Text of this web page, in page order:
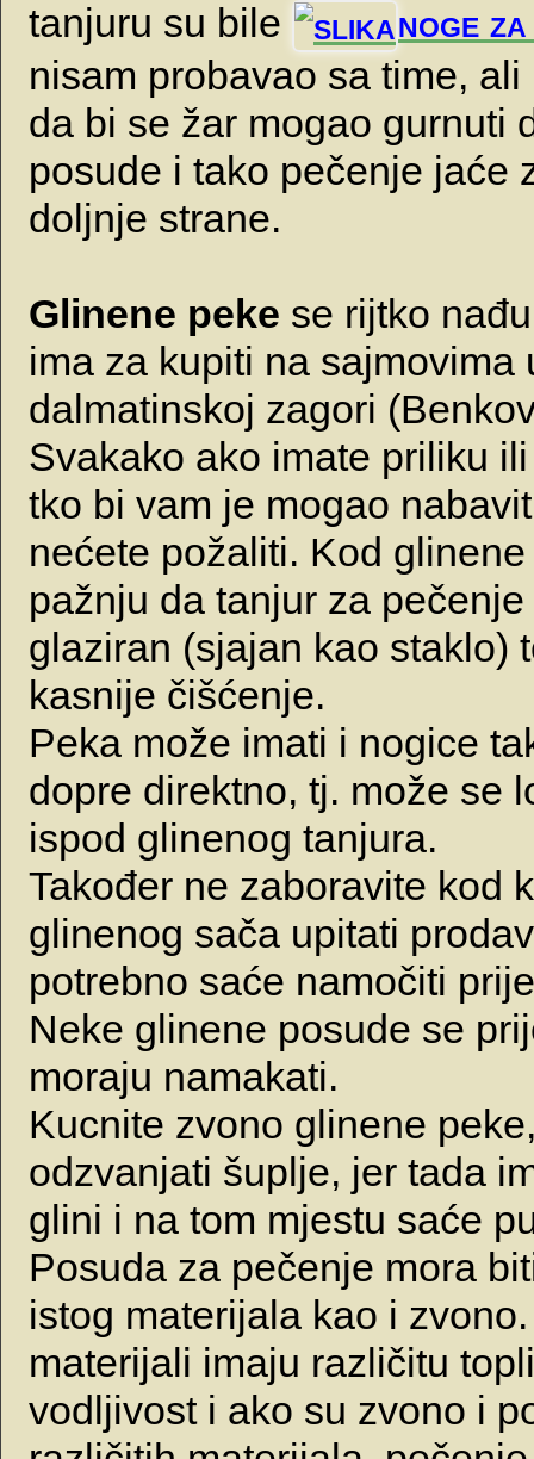
tanjuru su bile
noge
nisam probavao sa time,
da bi se žar mogao gurnuti
posude i tako pečenje jaće
doljnje strane.
Glinene peke se rijtko
ima za kupiti na sajmovima
dalmatinskoj zagori
Svakako ako imate priliku
tko bi vam je mogao
nećete požaliti. Kod
pažnju da tanjur za
glaziran (sjajan kao staklo)
kasnije čišćenje.
Peka može imati i nogice
dopre direktno, tj. može se
ispod glinenog tanjura.
Također ne zaboravite kod
glinenog sača upitati
potrebno saće namočiti
Neke glinene posude se
moraju namakati.
Kucnite zvono glinene
odzvanjati šuplje, jer tada
glini i na tom mjestu saće
Posuda za pečenje mora
istog materijala kao i
materijali imaju različitu
vodljivost i ako su zvono i